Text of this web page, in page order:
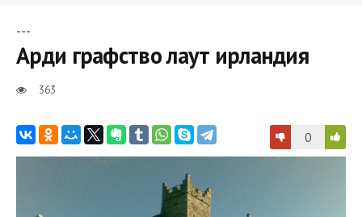
---
Арди графство лаут ирландия
363
0